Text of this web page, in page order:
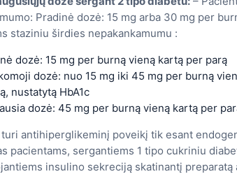
Pradinė dozė: 15 mg arba 30 mg per
staziniu širdies nepakankamumu :
dozė: 15 mg per burną vieną kartą per parą
dozė: nuo 15 mg iki 45 mg per burną
nustatytą HbA1c
dozė: 45 mg per burną vieną kartą per
turi antihiperglikeminį poveikį tik esant
pacientams, sergantiems 1 tipo cukriniu
insulino sekreciją skatinantį